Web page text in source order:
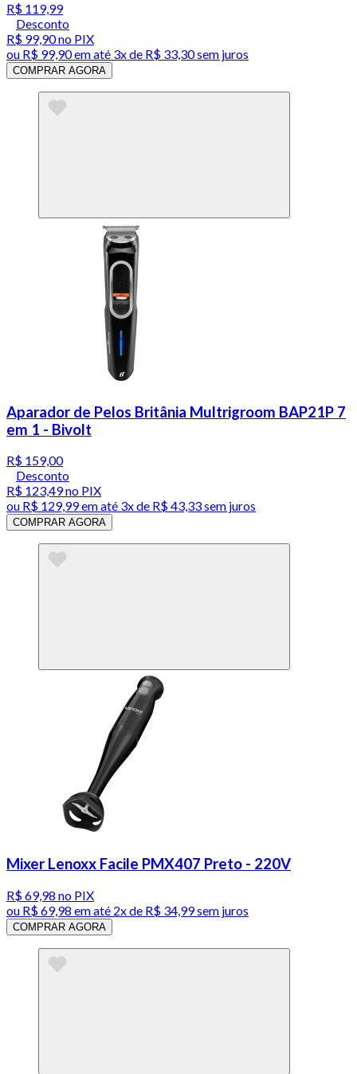
R$ 119,99
Desconto
R$ 99,90no PIX
ou R$ 99,90em até 3x de R$ 33,30 sem juros
COMPRAR AGORA
Aparador de Pelos Britânia Multrigroom BAP21P 7
em 1 - Bivolt
R$ 159,00
Desconto
R$ 123,49no PIX
ou R$ 129,99em até 3x de R$ 43,33 sem juros
COMPRAR AGORA
Mixer Lenoxx Facile PMX407 Preto - 220V
R$ 69,98 no PIX
ou R$ 69,98 em até 2x de R$ 34,99 sem juros
COMPRAR AGORA